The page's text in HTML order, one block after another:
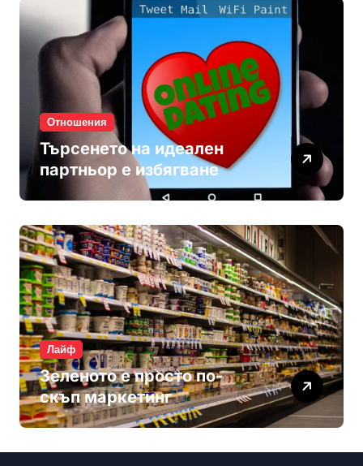
Отношения
Търсенето на идеален
партньор е избягване
Лайф
Зеленото е просто по-
скъп маркетинг